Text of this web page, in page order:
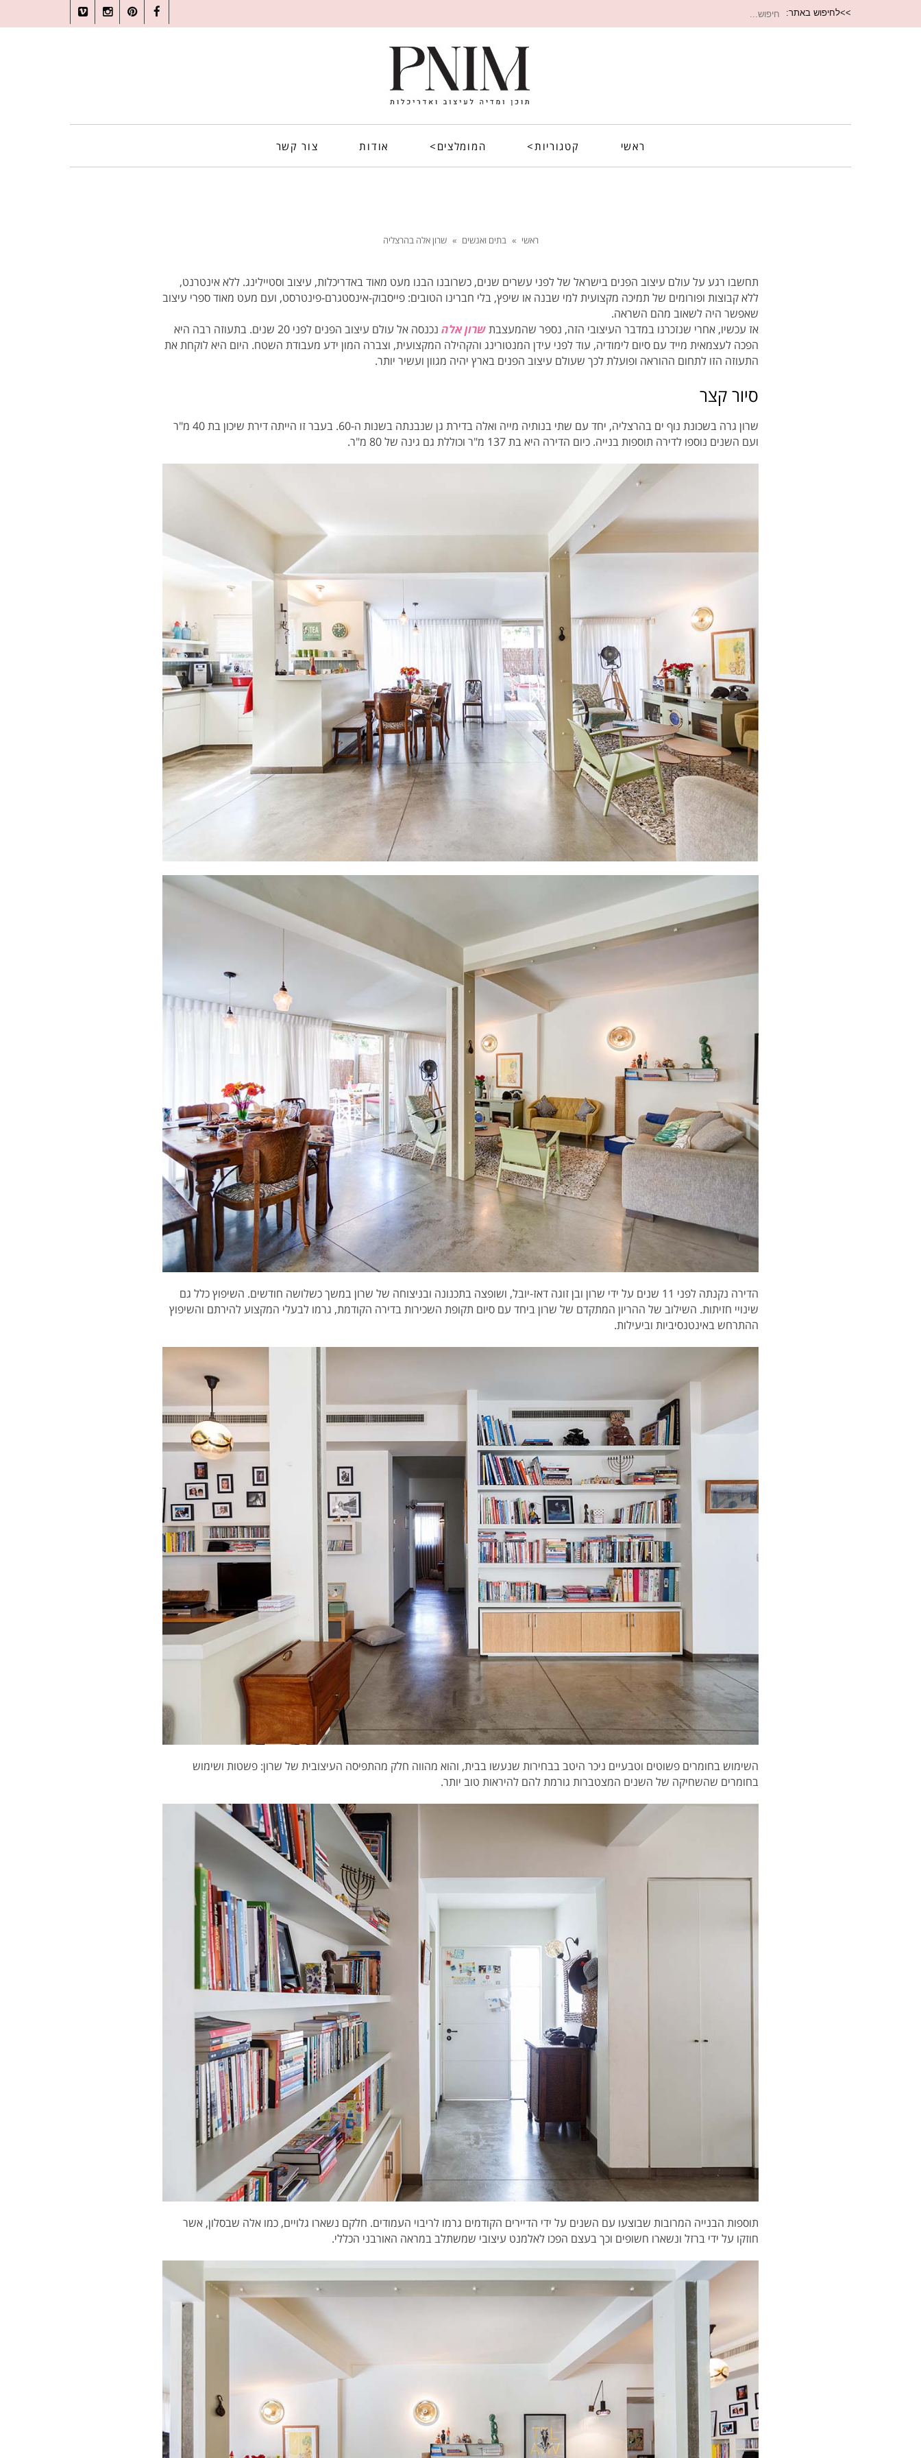
>>לחיפוש באתר: חיפוש
Facebook
Pinterest
Instagram
Vimeo
ראשי קטגוריות> המומלצים> אודות צור קשר
ראשי » בתים ואנשים » שרון אלה בהרצליה
תחשבו רגע על עולם עיצוב הפנים בישראל של לפני עשרים שנים, כשרובנו הבנו מעט מאוד באדריכלות, עיצוב וסטיילינג. ללא אינטרנט,
ללא קבוצות ופורומים של תמיכה מקצועית למי שבנה או שיפץ, בלי חברינו הטובים: פייסבוק-אינסטגרם-פינטרסט, ועם מעט מאוד ספרי עיצוב
שאפשר היה לשאוב מהם השראה.
אז עכשיו, אחרי שנזכרנו במדבר העיצובי הזה, נספר שהמעצבתשרון אלה
נכנסה אל עולם עיצוב הפנים לפני 20 שנים. בתעוזה רבה היא
הפכה לעצמאית מייד עם סיום לימודיה, עוד לפני עידן המנטורינג והקהילה המקצועית, וצברה המון ידע מעבודת השטח. היום היא לוקחת את
התעוזה הזו לתחום ההוראה ופועלת לכך שעולם עיצוב הפנים בארץ יהיה מגוון ועשיר יותר.
סיור קצר
שרון גרה בשכונת נוף ים בהרצליה, יחד עם שתי בנותיה מייה ואלה בדירת גן שנבנתה בשנות ה-60. בעבר זו הייתה דירת שיכון בת 40 מ"ר
ועם השנים נוספו לדירה תוספות בנייה. כיום הדירה היא בת 137 מ"ר וכוללת גם גינה של 80 מ"ר.
הדירה נקנתה לפני 11 שנים על ידי שרון ובן זוגה דאז-יובל, ושופצה בתכנונה ובניצוחה של שרון במשך כשלושה חודשים. השיפוץ כלל גם
שינויי חזיתות. השילוב של ההריון המתקדם של שרון ביחד עם סיום תקופת השכירות בדירה הקודמת, גרמו לבעלי המקצוע להירתם והשיפוץ
ההתרחש באינטנסיביות וביעילות.
השימוש בחומרים פשוטים וטבעיים ניכר היטב בבחירות שנעשו בבית, והוא מהווה חלק מהתפיסה העיצובית של שרון: פשטות ושימוש
בחומרים שהשחיקה של השנים המצטברות גורמת להם להיראות טוב יותר.
תוספות הבנייה המרובות שבוצעו עם השנים על ידי הדיירים הקודמים גרמו לריבוי העמודים. חלקם נשארו גלויים, כמו אלה שבסלון, אשר
חוזקו על ידי ברזל ונשארו חשופים וכך בעצם הפכו לאלמנט עיצובי שמשתלב במראה האורבני הכללי.